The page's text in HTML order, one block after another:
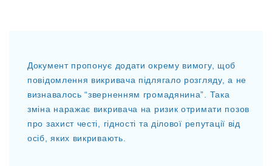
Документ пропонує додати окрему вимогу, щоб
повідомлення викривача підлягало розгляду, а не
визнавалось “зверненням громадянина”. Така
зміна наражає викривача на ризик отримати позов
про захист честі, гідності та ділової репутації від
осіб, яких викривають.